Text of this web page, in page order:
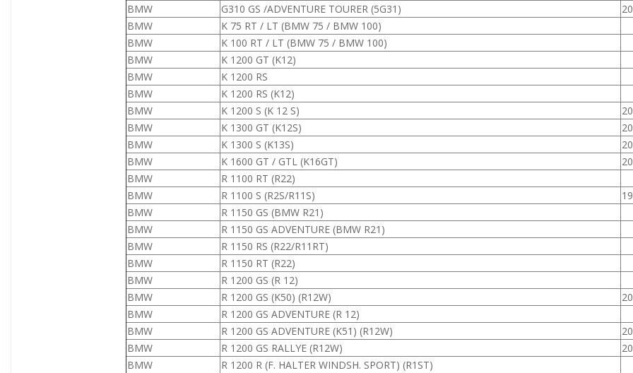
BMW
G310 GS /ADVENTURE TOURER (5G31)
BMW
K 75 RT / LT (BMW 75 / BMW 100)
BMW
K 100 RT / LT (BMW 75 / BMW 100)
BMW
K 1200 GT (K12)
BMW
K 1200 RS
BMW
K 1200 RS (K12)
BMW
K 1200 S (K 12 S)
BMW
K 1300 GT (K12S)
BMW
K 1300 S (K13S)
BMW
K 1600 GT / GTL (K16GT)
BMW
R 1100 RT (R22)
BMW
R 1100 S (R2S/R11S)
BMW
R 1150 GS (BMW R21)
BMW
R 1150 GS ADVENTURE (BMW R21)
BMW
R 1150 RS (R22/R11RT)
BMW
R 1150 RT (R22)
BMW
R 1200 GS (R 12)
BMW
R 1200 GS (K50) (R12W)
BMW
R 1200 GS ADVENTURE (R 12)
BMW
R 1200 GS ADVENTURE (K51) (R12W)
BMW
R 1200 GS RALLYE (R12W)
BMW
R 1200 R (F. HALTER WINDSH. SPORT) (R1ST)